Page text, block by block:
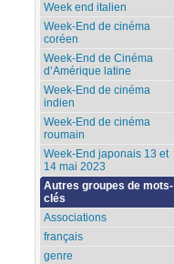
Week end italien
Week-End de cinéma
coréen
Week-End de Cinéma
d’Amérique latine
Week-End de cinéma
indien
Week-End de cinéma
roumain
Week-End japonais 13 et
14 mai 2023
Autres groupes de mots-
clés
Associations
français
genre